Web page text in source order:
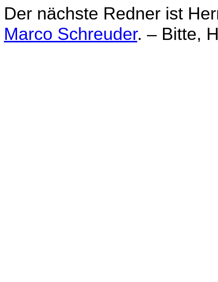
Der nächste Redner ist
Marco Schreuder. – Bitte,